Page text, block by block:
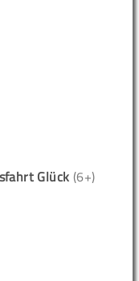
Glück (6+)